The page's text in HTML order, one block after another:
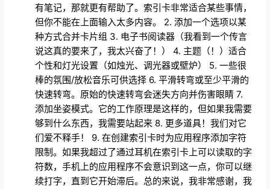
有笔记，那就更有帮助了。索引卡非常适合某些事情，
但你不能在上面输入太多内容。 2. 添加一个选项以某
种方式合并卡片组 3. 电子书阅读器（我看到一个传言
说这真的要来了，我太兴奋了！） 4. 主题（！）适合
个性和灯光设置（如烛光、调光器或壁炉） 5. 一些很
棒的氛围/放松音乐可供选择 6. 平滑转弯或至少平滑的
快速转弯。原始的快速转弯会迷失方向并伤害眼睛 7.
添加坐姿模式。它的工作原理是这样的，但如果我需要
够到什么东西，我需要站起来 8. 更多道具！我们对它
们爱不释手！ 9. 在创建索引卡时为应用程序添加字符
限制。如果我超过了通过耳机在索引卡上可以读取的字
符数，手机上的应用程序不会意识到这一点，你可以继
续打字，直到它开始滞后。总的来说，我非常感谢，我